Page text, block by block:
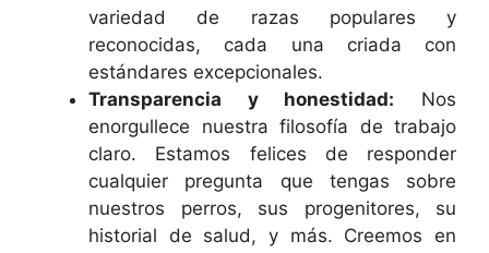
variedad de razas populares y
reconocidas, cada una criada con
estándares excepcionales.
Transparencia y honestidad: Nos
enorgullece nuestra filosofía de trabajo
claro. Estamos felices de responder
cualquier pregunta que tengas sobre
nuestros perros, sus progenitores, su
historial de salud, y más. Creemos en